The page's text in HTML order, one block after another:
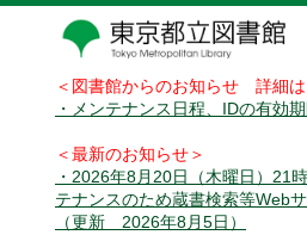
＜図書館からのお知らせ 詳細
・メンテナンス日程、IDの有効
＜最新のお知らせ＞
・2026年8月20日（木曜日）21
テナンスのため蔵書検索等Web
（更新 2026年8月5日）